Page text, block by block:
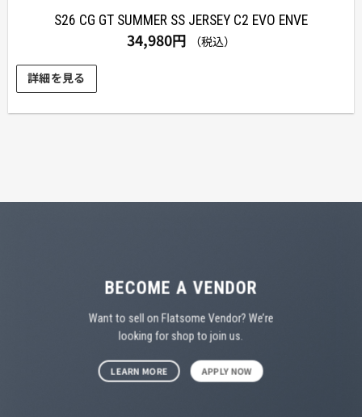
S26 CG GT SUMMER SS JERSEY C2 EVO ENVE
34,980円 （税込）
詳細を見る
の
リ
ー
BECOME A VENDOR
Want to sell on Flatsome Vendor? We’re
looking for shop to join us.
LEARN MORE APPLY NOW